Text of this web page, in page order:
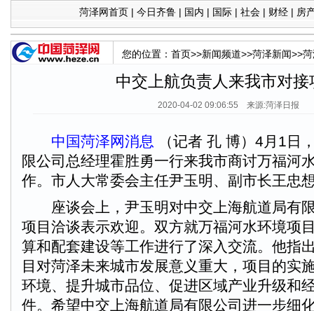
菏泽网首页 | 今日齐鲁 | 国内 | 国际 | 社会 | 财经 | 房
您的位置： 首页>>新闻频道>>菏泽新闻>>
中交上航负责人来我市对接
2020-04-02 09:06:55 来源:菏泽日报
中国菏泽网消息 （记者 孔 博）4月1日
限公司总经理霍胜勇一行来我市商讨万福河
作。市人大常委会主任尹玉明、副市长王忠
座谈会上，尹玉明对中交上海航道局有
项目洽谈表示欢迎。双方就万福河水环境项
算和配套建设等工作进行了深入交流。他指
目对菏泽未来城市发展意义重大，项目的实
环境、提升城市品位、促进区域产业升级和
件。希望中交上海航道局有限公司进一步细